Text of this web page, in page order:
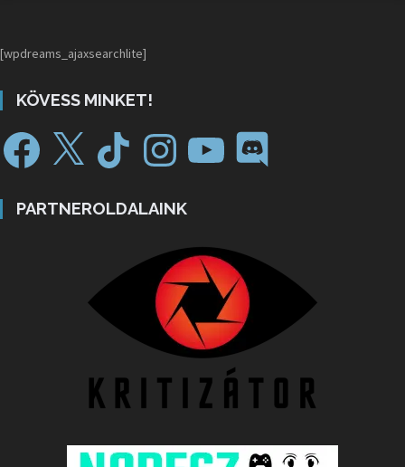
[wpdreams_ajaxsearchlite]
KÖVESS MINKET!
PARTNEROLDALAINK